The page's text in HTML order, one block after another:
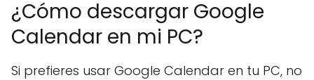
¿Cómo descargar Google
Calendar en mi PC?
Si prefieres usar Google Calendar en tu PC, no